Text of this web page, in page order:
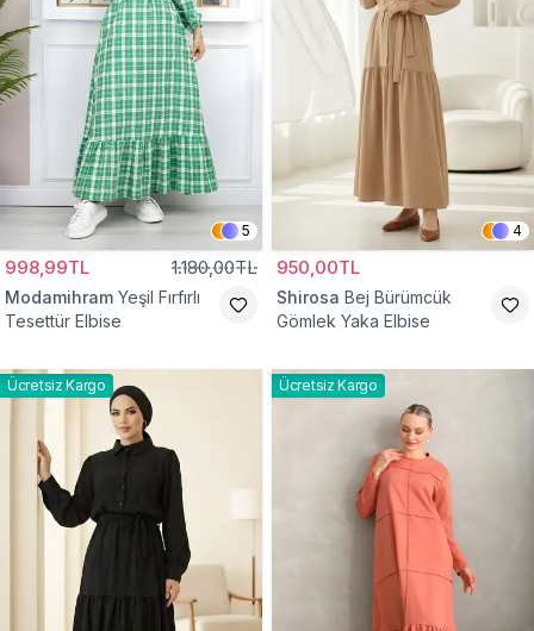
5
998,99TL 1.180,00TL
Modamihram Yeşil Fırfırlı
Tesettür Elbise
4
950,00TL
Shirosa Bej Bürümcük
Gömlek Yaka Elbise
Ücretsiz Kargo Ücretsiz Kargo